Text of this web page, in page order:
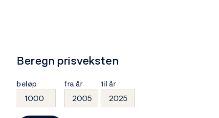
Beregn prisveksten
beløp fra år til år